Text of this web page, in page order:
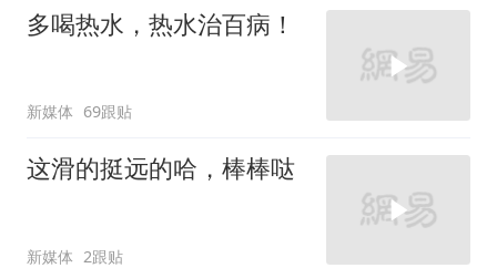
多喝热水，热水治百病！
新媒体 69跟贴
这滑的挺远的哈，棒棒哒
新媒体 2跟贴